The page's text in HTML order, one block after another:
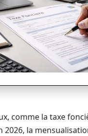
comme la taxe
la